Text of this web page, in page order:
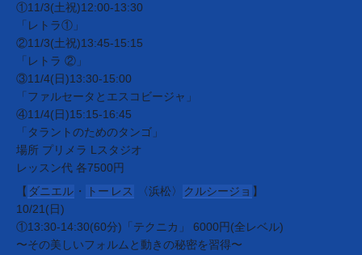
①11/3(土祝)12:00-13:30
「レトラ①」
②11/3(土祝)13:45-15:15
「レトラ ②」
③11/4(日)13:30-15:00
「ファルセータとエスコビージャ」
④11/4(日)15:15-16:45
「タラントのためのタンゴ」
場所 プリメラ Lスタジオ
レッスン代 各7500円
【 ダニエル ・ トー レス 〈浜松〉 クルシージョ 】
10/21(日)
①13:30-14:30(60分)「テクニカ」 6000円(全レベル)
〜その美しいフォルムと動きの秘密を習得〜